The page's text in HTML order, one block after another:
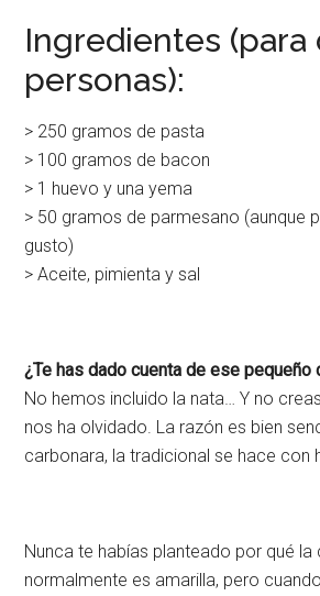
Ingredientes (para
personas):
> 250 gramos de pasta
> 100 gramos de bacon
> 1 huevo y una yema
> 50 gramos de parmesano (aunque
gusto)
> Aceite, pimienta y sal
¿Te has dado cuenta de ese pequeño
No hemos incluido la nata… Y no
nos ha olvidado. La razón es bien
carbonara, la tradicional se hace con
Nunca te habías planteado por qué la
normalmente es amarilla, pero